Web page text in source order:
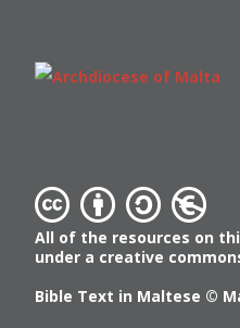
All of the resources on
under a creative
Bible Text in Maltese ©